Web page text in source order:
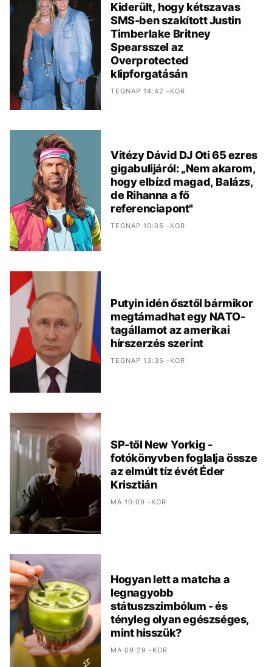
Kiderült, hogy kétszavas
SMS-ben szakított Justin
Timberlake Britney
Spearsszel az
Overprotected
klipforgatásán
TEGNAP 14:42 -KOR
Vitézy Dávid DJ Oti 65 ezres
gigabulijáról: „Nem akarom,
hogy elbízd magad, Balázs,
de Rihanna a fő
referenciapont"
TEGNAP 10:05 -KOR
Putyin idén ősztől bármikor
megtámadhat egy NATO-
tagállamot az amerikai
hírszerzés szerint
TEGNAP 13:35 -KOR
SP-től New Yorkig -
fotókönyvben foglalja össze
az elmúlt tíz évét Éder
Krisztián
MA 10:09 -KOR
Hogyan lett a matcha a
legnagyobb
státuszszimbólum - és
tényleg olyan egészséges,
mint hisszük?
MA 09:29 -KOR